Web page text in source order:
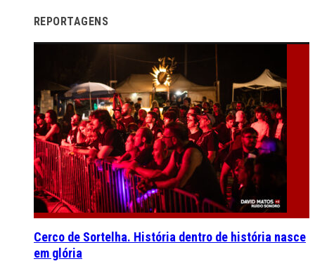
REPORTAGENS
Cerco de Sortelha. História dentro de história nasce
em glória